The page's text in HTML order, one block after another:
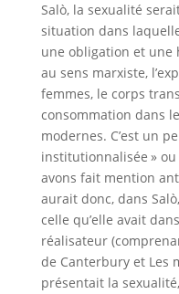
Salò, la sexualité
situation dans
une obligation et une
au sens marxiste,
femmes, le corps
consommation dans
modernes. C’est un
institutionnalisée »
avons fait mention
aurait donc, dans
celle qu’elle avait
réalisateur
de Canterbury et Les
présentait la